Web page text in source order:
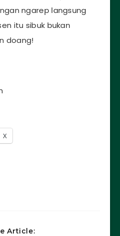
ngarep langsung
itu sibuk bukan
doang!
X
Article: